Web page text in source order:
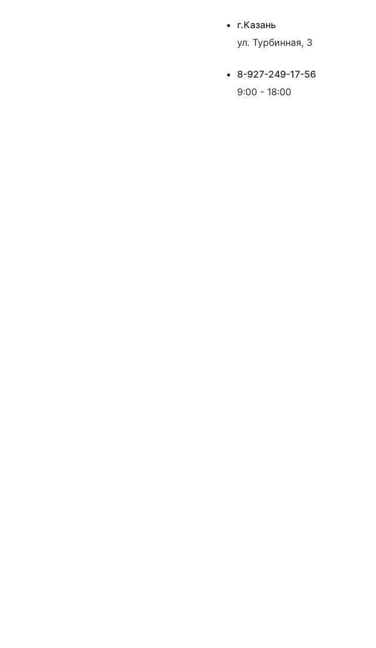
г.Казань
ул. Турбинная, 3
8-927-249-17-56
9:00 - 18:00